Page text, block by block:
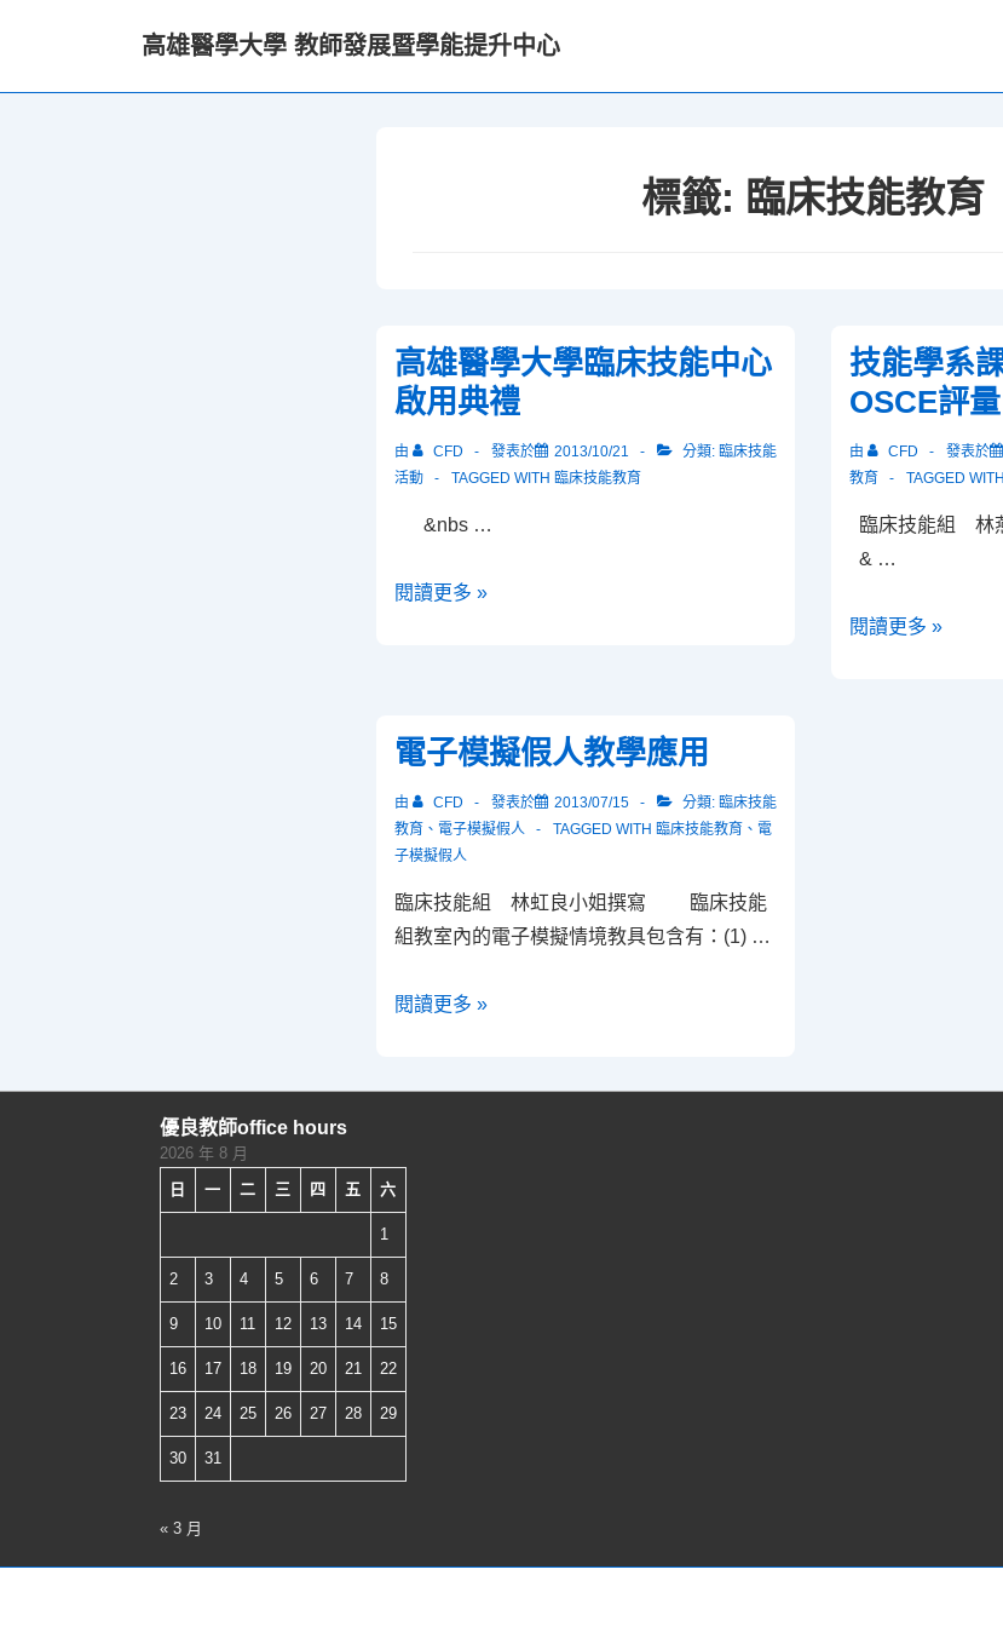
高雄醫學大學 教師發展暨學能提升中心
標籤: 臨床技能教育
高雄醫學大學臨床技能中心
啟用典禮
由 CFD 發表於 2013/10/21 分類: 臨床技能
活動
TAGGED WITH 臨床技能教育
&nbs …
高
學
臨
床
技
能
中
啟
閱讀更多 »
技能學系
OSCE評量
由 CFD 發表於
教育
TAGGED WITH
臨床技能組 林
& …
技
閱讀更多 »
電子模擬假人教學應用
由 CFD 發表於 2013/07/15 分類: 臨床技能
教育 、 電子模擬假人 TAGGED WITH 臨床技能教育 、 電
子模擬假人
臨床技能組 林虹良小姐撰寫 臨床技能
組教室內的電子模擬情境教具包含有：(1) …
電
人
用
閱讀更多 »
優良教師office hours
2026 年 8 月
日
一 二 三 四 五 六
1
2 3 4 5 6 7 8
9 10 11 12 13 14 15
16 17 18 19 20 21 22
23 24 25 26 27 28 29
30 31
« 3 月